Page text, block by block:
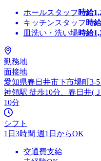
ホールスタッフ 時給
キッチンスタッフ 時給
皿洗い・洗い場時給
勤務地
面接地
愛知県春日井市下市場町3-
神領駅 徒歩10分、春日井(
10分
シフト
1日3時間 週1日からOK
交通費支給